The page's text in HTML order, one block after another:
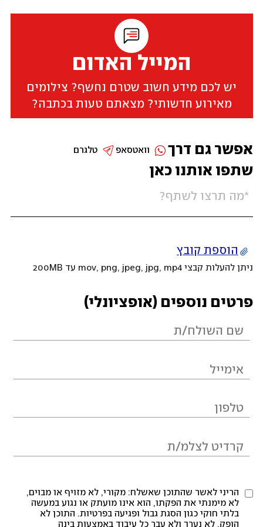
המייל האדום
יש לכם מידע חשוב שטרם נחשף? צילומים
מאירוע חדשותי? מצאתם טעות בכתבה?
שתפו אותנו כאן
הוספת קובץ
ניתן להעלות קבצי mov, png, jpeg, jpg, mp4 עד 200MB
פרטים נוספים (אופציונלי)
הריני לאשר שהתוכן שאשלח: מקורי, לא מזויף או מבוים,
לא מימנתי את הפקתו, הוא אינו מועתק או נגוע במעשה
בלתי חוקי כגון הסגת גבול ופגיעה בפרטיות. התוכן לא
הופק, לא נערך ולא עבר כל עיבוד באמצעות בינה
אפשר גם דרך טלגרם וואטסאפ